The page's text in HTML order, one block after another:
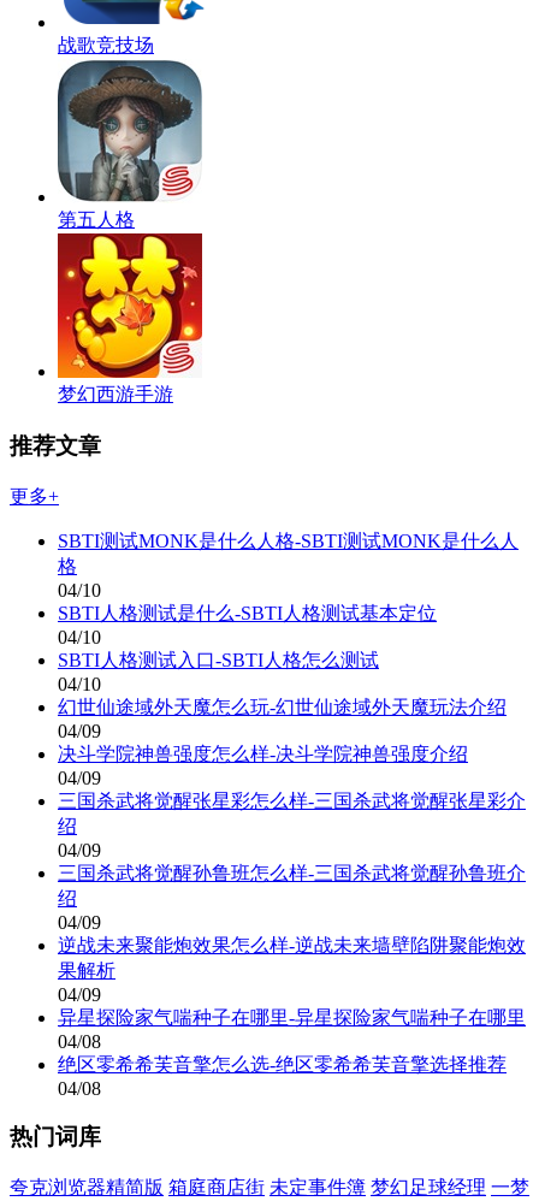
战歌竞技场
第五人格
梦幻西游手游
推荐文章
更多+
SBTI测试MONK是什么人格-SBTI测试MONK是什么人
格
04/10
SBTI人格测试是什么-SBTI人格测试基本定位
04/10
SBTI人格测试入口-SBTI人格怎么测试
04/10
幻世仙途域外天魔怎么玩-幻世仙途域外天魔玩法介绍
04/09
决斗学院神兽强度怎么样-决斗学院神兽强度介绍
04/09
三国杀武将觉醒张星彩怎么样-三国杀武将觉醒张星彩介
绍
04/09
三国杀武将觉醒孙鲁班怎么样-三国杀武将觉醒孙鲁班介
绍
04/09
逆战未来聚能炮效果怎么样-逆战未来墙壁陷阱聚能炮效
果解析
04/09
异星探险家气喘种子在哪里-异星探险家气喘种子在哪里
04/08
绝区零希希芙音擎怎么选-绝区零希希芙音擎选择推荐
04/08
热门词库
夸克浏览器精简版 箱庭商店街 未定事件簿 梦幻足球经理 一梦